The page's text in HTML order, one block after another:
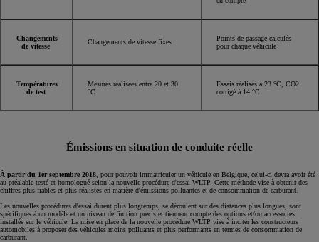
Changements
de vitesse
Changements de vitesse fixes
Points de passage calculés
pour chaque véhicule
Températures
de test
Mesures réalisées entre 20 et 30
°C
Essais réalisés à 23 °C, CO2
corrigé à 14 °C
Émissions en situation de conduite réelle
À partir du 1er septembre 2018 , pour pouvoir immatriculer un véhicule en Belgique, celui-ci devra avoir été
au préalable testé et homologué selon la nouvelle procédure d'essai WLTP. Cette méthode vise à obtenir des
chiffres plus fiables et plus réalistes en matière d'émissions polluantes et de consommation de carburant.
Les nouvelles procédures d'essai durent plus longtemps, se déroulent sur des distances plus longues, sont
spécifiques à un modèle et un niveau de finition précis et tiennent compte des options et/ou accessoires
installés sur le véhicule. La mise en place de la nouvelle procédure WLTP vise à inciter les constructeurs
automobiles à proposer des véhicules moins polluants et plus performants en termes de consommation de
carburant.